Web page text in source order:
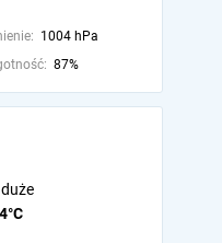
1004 hPa
87%